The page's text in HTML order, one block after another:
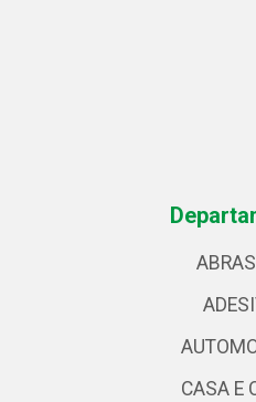
CASA E